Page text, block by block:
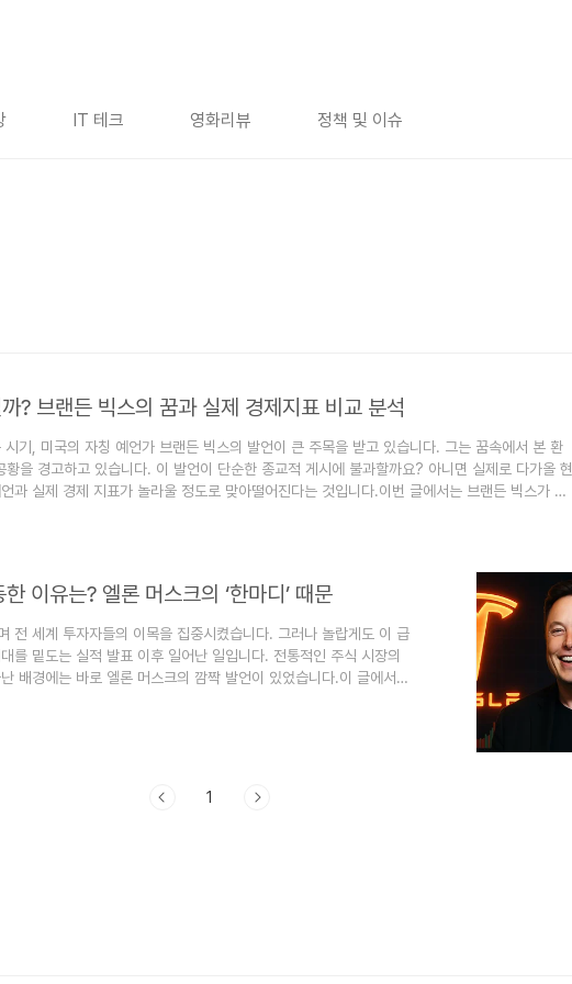
IT 테크 영화리뷰 정책 및 이슈
? 브랜든 빅스의 꿈과 실제 경제지표 비교 분석
시기, 미국의 자칭 예언가 브랜든 빅스의 발언이 큰 주목을 받고 있습니다. 그는 꿈속에서 본 환
을 경고하고 있습니다. 이 발언이 단순한 종교적 게시에 불과할까요? 아니면 실제로 다가올 현
과 실제 경제 지표가 놀라울 정도로 맞아떨어진다는 것입니다.이번 글에서는 브랜든 빅스가 전
대공황 가능성을 짚어보겠습니다.브랜든 빅스의 예언: 네 그루의 떡갈나무가 상징하는 것브랜
이유는? 엘론 머스크의 ‘한마디’ 때문
전 세계 투자자들의 이목을 집중시켰습니다. 그러나 놀랍게도 이 급
를 밑도는 실적 발표 이후 일어난 일입니다. 전통적인 주식 시장의
배경에는 바로 엘론 머스크의 깜짝 발언이 있었습니다.이 글에서는
게 풀어보겠습니다. 주식 투자자라면 반드시 알아야 할 이번 사건
1